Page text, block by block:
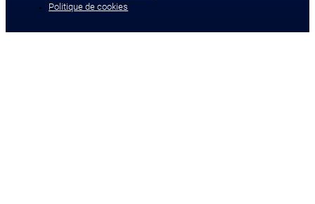
Politique de cookies